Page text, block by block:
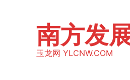
南方发
玉龙网 YLCNW.COM